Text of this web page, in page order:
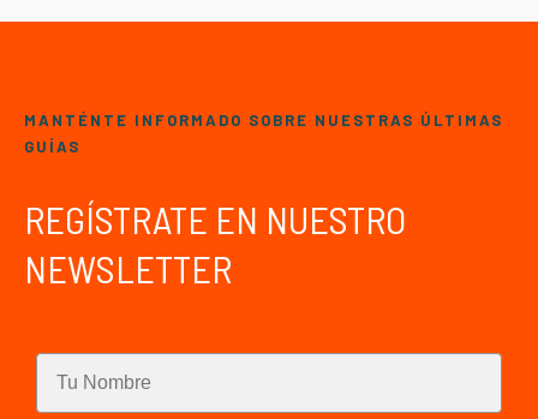
MANTÉNTE INFORMADO SOBRE NUESTRAS ÚLTIMAS
GUÍAS
REGÍSTRATE EN NUESTRO
NEWSLETTER